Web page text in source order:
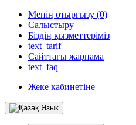
Менің отырғызу (0)
Салыстыру
Біздің қызметтеріміз
text_tarif
Сайттағы жарнама
text_faq
Жеке кабинетіне
Язык